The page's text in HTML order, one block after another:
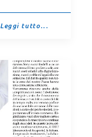
Leggi tutto...